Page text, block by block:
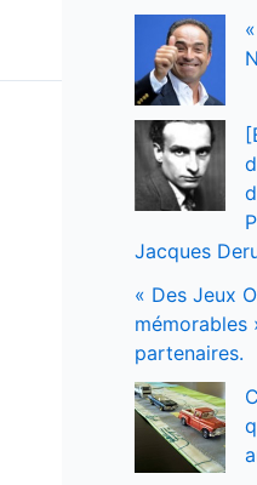
Jacques
« Des Jeux
mémorables
partenaires.